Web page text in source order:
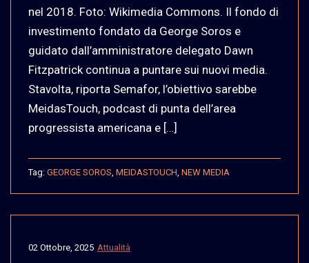
nel 2018. Foto: Wikimedia Commons. Il fondo di
investimento fondato da George Soros e
guidato dall’amministratore delegato Dawn
Fitzpatrick continua a puntare sui nuovi media.
Stavolta, riporta Semafor, l’obiettivo sarebbe
MeidasTouch, podcast di punta dell’area
progressista americana e […]
Tag: GEORGE SOROS MEIDASTOUCH NEW MEDIA
Attualità
02 Ottobre, 2025